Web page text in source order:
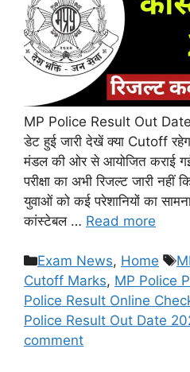
MP Police Result Out Date
डेट हुई जारी देखें क्या Cutoff
मंडल की ओर से आयोजित कराई गई
परीक्षा का अभी रिजल्ट जारी नहीं
युवाओं को कई परेशानियों का
कांस्टेबल … Read more
Categories
Exam News, Home
Cutoff Marks, MP Police
Police Result Online
Police Result Out Date
comment